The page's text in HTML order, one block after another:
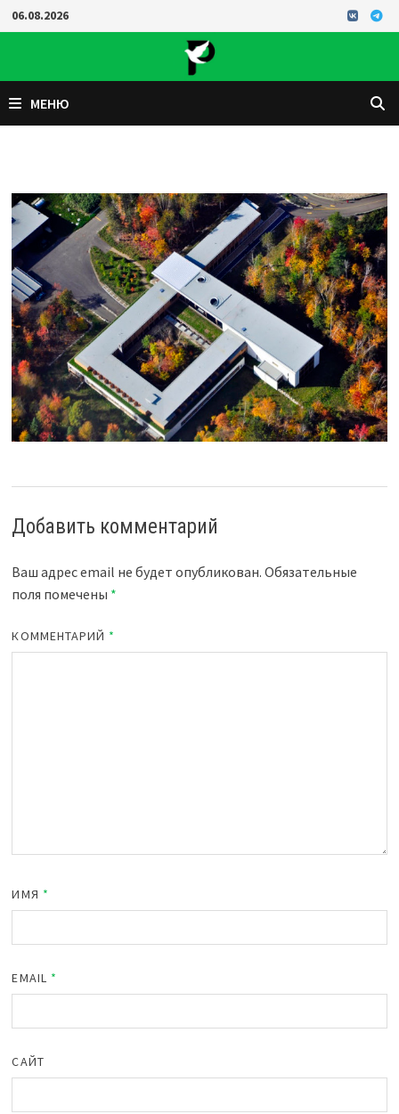
Перейти
к
06.08.2026
МЕНЮ
Добавить комментарий
Ваш адрес email не будет опубликован. Обязательные
поля помечены *
КОММЕНТАРИЙ *
ИМЯ *
EMAIL *
САЙТ